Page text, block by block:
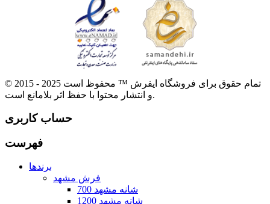
© 2015 - 2025 تمام حقوق برای فروشگاه ایفرش ™ محفوظ است
و انتشار محتوا با حفظ اثر بلامانع است.
حساب کاربری
فهرست
برندها
فرش مشهد
700 شانه مشهد
1200 شانه مشهد